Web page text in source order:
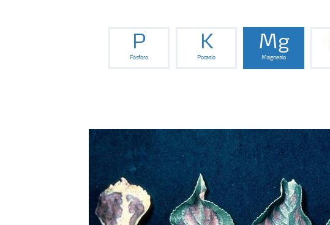
P
Fósforo
K
Potasio
Mg
Magnesio